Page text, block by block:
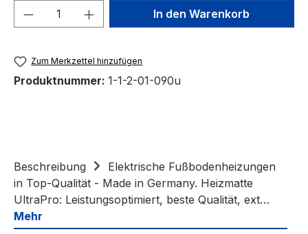
Produkt Anzahl: Gib denIn den Warenkorb
Zum Merkzettel hinzufügen
Produktnummer: 1-1-2-01-090u
Beschreibung
Elektrische Fußbodenheizungen
in Top-Qualität - Made in Germany. Heizmatte
UltraPro: Leistungsoptimiert, beste Qualität, ext…
Mehr